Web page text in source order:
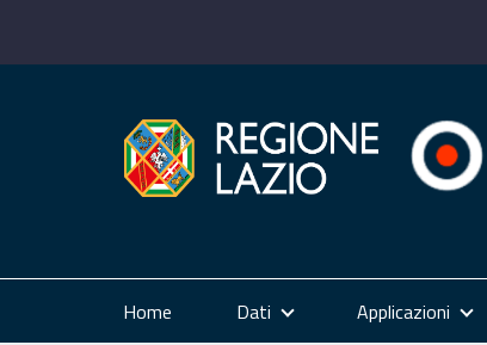
Home Dati Applicazioni